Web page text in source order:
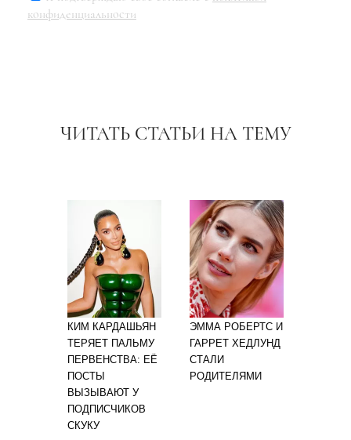
конфиденциальности
ЧИТАТЬ СТАТЬИ НА ТЕМУ
КИМ КАРДАШЬЯН
ТЕРЯЕТ ПАЛЬМУ
ПЕРВЕНСТВА: ЕЁ
ПОСТЫ
ВЫЗЫВАЮТ У
ПОДПИСЧИКОВ
СКУКУ
ЭММА РОБЕРТС И
ГАРРЕТ ХЕДЛУНД
СТАЛИ
РОДИТЕЛЯМИ